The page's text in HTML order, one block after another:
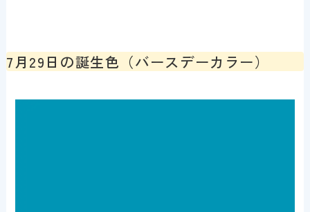
7月29日の誕生色（バースデーカラー）